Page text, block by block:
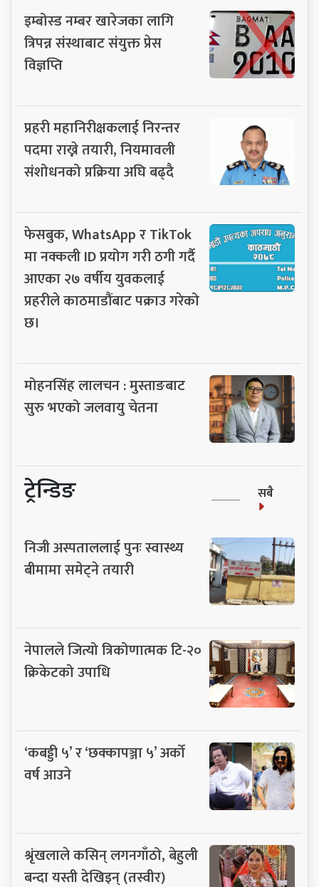
इम्बोस्ड नम्बर खारेजका लागि
त्रिपन्न संस्थाबाट संयुक्त प्रेस
विज्ञप्ति
प्रहरी महानिरीक्षकलाई निरन्तर
पदमा राख्ने तयारी, नियमावली
संशोधनको प्रक्रिया अघि बढ्दै
फेसबुक, WhatsApp र TikTok
मा नक्कली ID प्रयोग गरी ठगी गर्दै
आएका २७ वर्षीय युवकलाई
प्रहरीले काठमाडौंबाट पक्राउ गरेको
छ।
मोहनसिंह लालचन : मुस्ताङबाट
सुरु भएको जलवायु चेतना
ट्रेन्डिङ सबै
निजी अस्पताललाई पुनः स्वास्थ्य
बीमामा समेट्ने तयारी
नेपालले जित्यो त्रिकोणात्मक टि-२०
क्रिकेटको उपाधि
‘कबड्डी ५’ र ‘छक्कापञ्जा ५’ अर्को
वर्ष आउने
श्रृंखलाले कसिन् लगनगाँठो, बेहुली
बन्दा यस्ती देखिइन् (तस्वीर)